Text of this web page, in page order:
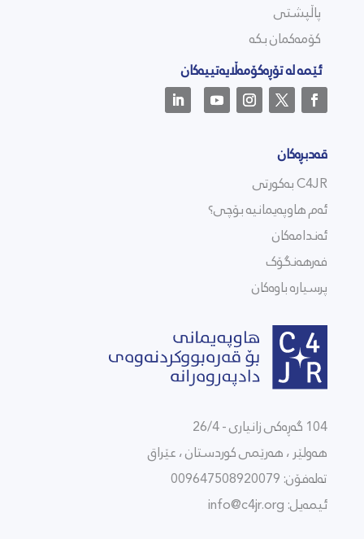
پاڵپشتی
کۆمەکمان بکە
ئێمە لە تۆڕەکۆمەڵایەتییەکان
قەدبڕەکان
C4JR بەکورتی
ئەم هاوپەیمانیە بۆچی؟
ئەندامەکان
فەرهەنگۆک
پرسیارە باوەکان
104 گەڕەکی زانیاری - 26/4
هەولێر ، هەرێمی كوردستان ، عێراق
تەلەفۆن: 009647508920079
ئیمەیل: info@c4jr.org